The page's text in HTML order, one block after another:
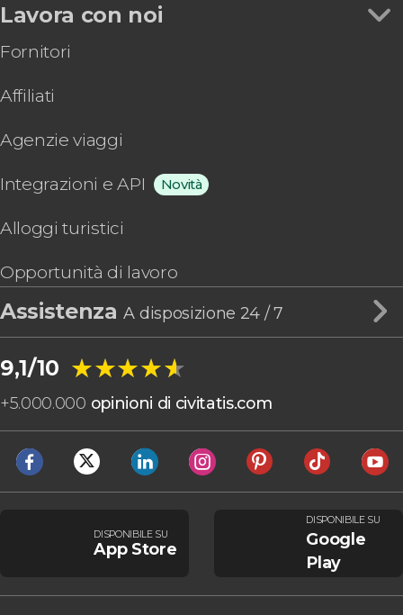
Lavora con noi
Fornitori
Affiliati
Agenzie viaggi
Integrazioni e API Novità
Alloggi turistici
Opportunità di lavoro
AssistenzaA disposizione 24 / 7
9,1/10 ★★★★★
★★★★★
+5.000.000 opinioni di civitatis.com
DISPONIBILE SU
App Store
DISPONIBILE SU
Google
Play